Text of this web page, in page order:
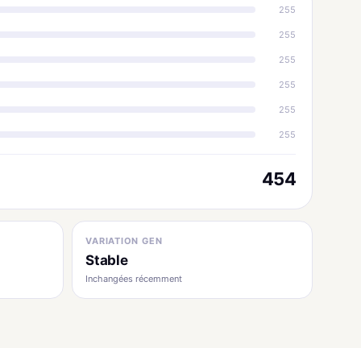
255
255
255
255
255
255
454
VARIATION GEN
Stable
Inchangées récemment